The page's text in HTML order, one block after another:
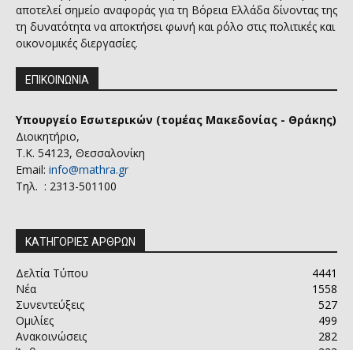
αποτελεί σημείο αναφοράς για τη Βόρεια Ελλάδα δίνοντας της
τη δυνατότητα να αποκτήσει φωνή και ρόλο στις πολιτικές και
οικονομικές διεργασίες.
ΕΠΙΚΟΙΝΩΝΙΑ
Υπουργείο Εσωτερικών (τομέας Μακεδονίας - Θράκης)
Διοικητήριο,
Τ.Κ. 54123, Θεσσαλονίκη
Email: info@mathra.gr
Τηλ. : 2313-501100
ΚΑΤΗΓΟΡΙΕΣ ΑΡΘΡΩΝ
Δελτία Τύπου
4441
Νέα
1558
Συνεντεύξεις
527
Ομιλίες
499
Ανακοινώσεις
282